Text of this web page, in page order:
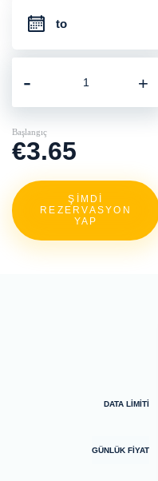
+
-
Başlangıç
€3.65
ŞİMDİ
REZERVASYON
YAP
DATA LİMİTİ
GÜNLÜK FİYAT